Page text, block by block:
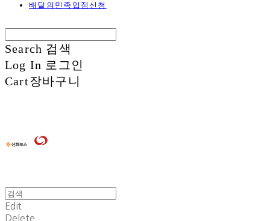
배달의민족입점신청
Search 검색
Log In 로그인
Cart장바구니
Edit
Delete